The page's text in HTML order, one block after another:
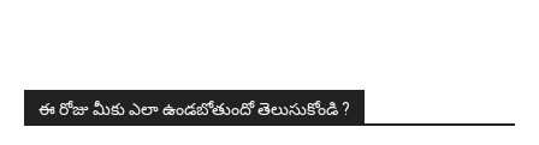
ఈ రోజు మీకు ఎలా ఉండబోతుందో తెలుసుకోండి ?